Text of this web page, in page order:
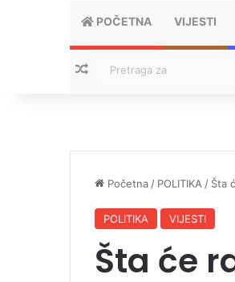
POČETNA VIJESTI
Nasumični tekstovi
Početna / POLITIKA / Šta
POLITIKA VIJESTI
Šta će